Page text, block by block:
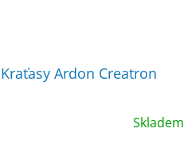
Kraťasy Ardon Creatron
Skladem